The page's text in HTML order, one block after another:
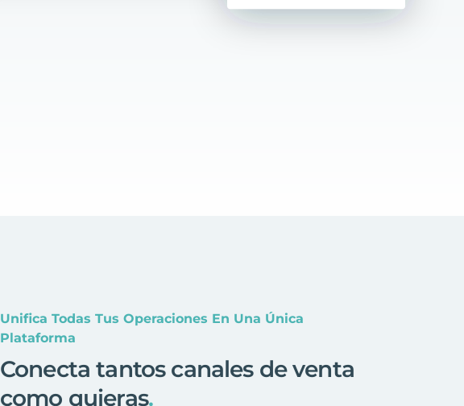
Unifica Todas Tus Operaciones En Una Única
Plataforma
Conecta tantos canales de venta
como quieras.